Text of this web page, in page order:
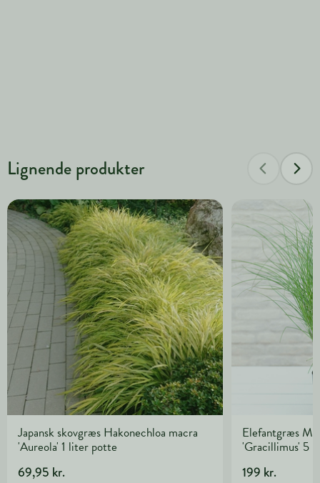
Lignende produkter
Japansk skovgræs Hakonechloa macra
'Aureola' 1 liter potte
69,95 kr.
Elefantgræs
'Gracillimus' 5
199 kr.